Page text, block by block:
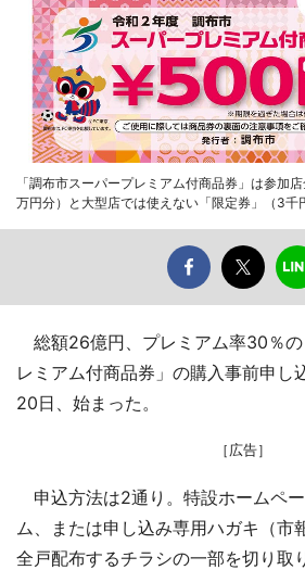
「調布市スーパープレミアム付商品券」は参加
万円分）と大型店では使えない「限定券」（3千
総額26億円、プレミアム率30％
レミアム付商品券」の購入事前申し
20日、始まった。
［広告］
申込方法は2通り。特設ホームペ
ム、または申し込み専用ハガキ（市
全戸配布するチラシの一部を切り取